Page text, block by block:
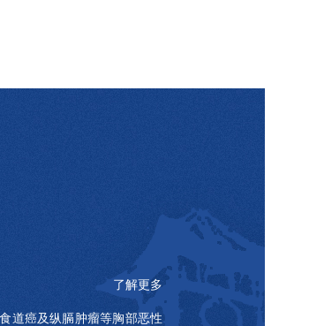
了解更多
道癌及纵膈肿瘤等胸部恶性